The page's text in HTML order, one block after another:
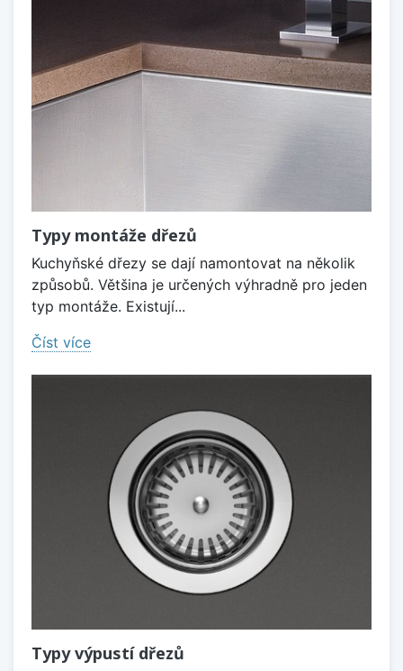
Typy montáže dřezů
Kuchyňské dřezy se dají namontovat na několik
způsobů. Většina je určených výhradně pro jeden
typ montáže. Existují...
Číst více
Typy výpustí dřezů